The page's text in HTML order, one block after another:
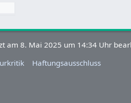
am 8. Mai 2025 um 14:34 Uhr
Haftungsausschluss